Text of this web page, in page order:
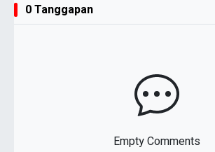
0 Tanggapan
Empty Comments